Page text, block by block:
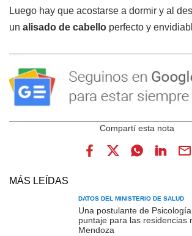
Luego hay que acostarse a dormir y al
un alisado de cabello perfecto y
MÁS LEÍDAS
DATOS DEL MINISTERIO DE SALUD
Una postulante de
puntaje para las residencias
Mendoza